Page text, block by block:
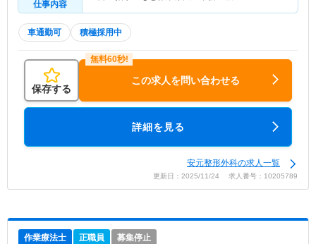
仕事内容
車通勤可 積極採用中
保存する
この求人を問い合わせる
詳細を見る
安元整形外科の求人一覧
更新日：2025/11/24 求人番号：10205789
作業療法士 正職員 募集停止